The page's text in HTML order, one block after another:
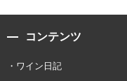
コンテンツ
ワイン日記